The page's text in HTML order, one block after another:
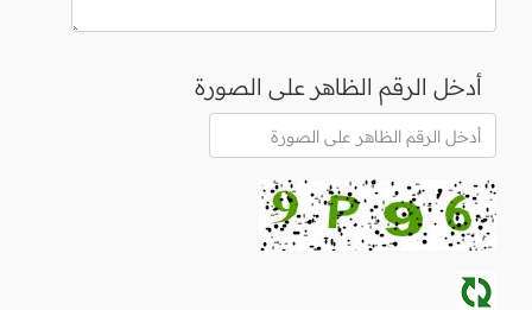
أدخل الرقم الظاهر على الصورة